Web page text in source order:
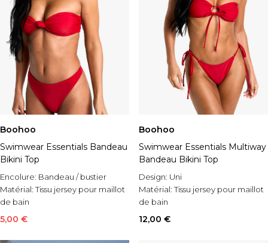
Boohoo
Swimwear Essentials Bandeau
Bikini Top
Encolure: Bandeau / bustier
Matérial:Tissu jersey pour maillot
de bain
Style: Bandeau Bikini Top
5,00 €
Boohoo
Swimwear Essentials Multiway
Bandeau Bikini Top
Design: Uni
Matérial:Tissu jersey pour maillot
de bain
Style:
Bandeau Bikini Top
12,00 €